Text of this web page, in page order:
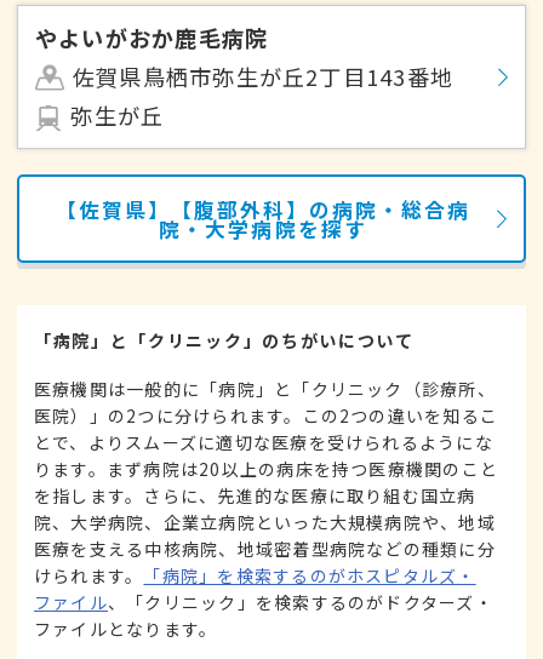
やよいがおか鹿毛病院
佐賀県鳥栖市弥生が丘2丁目143番地
弥生が丘
【佐賀県】【腹部外科】の病院・総合病
院・大学病院を探す
「病院」と「クリニック」のちがいについて
医療機関は一般的に「病院」と「クリニック（診療所、
医院）」の2つに分けられます。この2つの違いを知るこ
とで、よりスムーズに適切な医療を受けられるようにな
ります。まず病院は20以上の病床を持つ医療機関のこと
を指します。さらに、先進的な医療に取り組む国立病
院、大学病院、企業立病院といった大規模病院や、地域
医療を支える中核病院、地域密着型病院などの種類に分
けられます。
「病院」を検索するのがホスピタルズ・
ファイル、「クリニック」を検索するのがドクターズ・
ファイルとなります。